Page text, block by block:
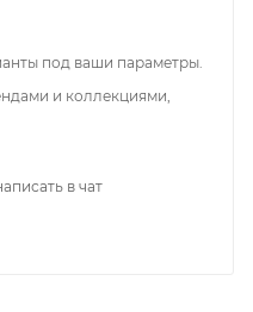
под ваши параметры.
и коллекциями,
в чат